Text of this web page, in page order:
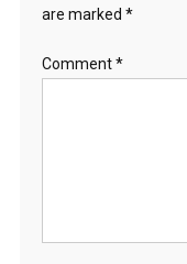
are marked *
Comment*